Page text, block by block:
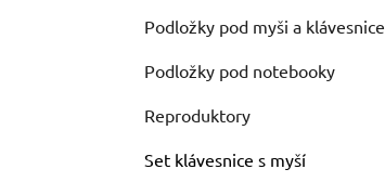
Podložky pod myši a klávesnice
Podložky pod notebooky
Reproduktory
Set klávesnice s myší